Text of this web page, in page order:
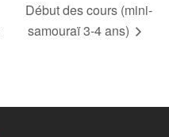
Début des cours (mini-
samouraï 3-4 ans)